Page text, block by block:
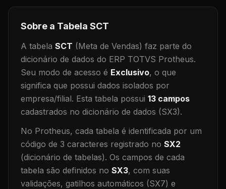
Sobre a Tabela SCT
A tabela SCT (Meta de Vendas) faz parte do
dicionário de dados do ERP TOTVS Protheus.
Seu modo de acesso é Exclusivo, o que
significa que possui dados isolados por
empresa/filial. Esta tabela possui 13 campos
cadastrados no dicionário de dados (SX3).
No Protheus, cada tabela é identificada por um
código de 3 caracteres registrado no SX2
(dicionário de tabelas). Os campos de cada
tabela são definidos no SX3, com suas
validações, gatilhos automáticos (SX7) e